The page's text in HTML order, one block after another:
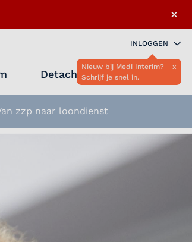
×
INLOGGEN
Nieuw bij Medi Interim?
Schrijf je snel in.
x
Detacheren Zoeken
zzp naar loondienst